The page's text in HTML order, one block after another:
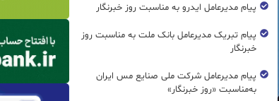
پیام مدیرعامل ایدرو به مناسبت روز خبرنگار
پیام تبریک مدیرعامل بانک ملت به مناسبت روز
خبرنگار
پیام مدیرعامل شرکت ملی صنایع مس ایران
به‌مناسبت «روز خبرنگار»